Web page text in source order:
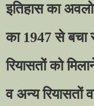
इतिहास का
का 1947 से बचा
रियासतों को
व अन्य